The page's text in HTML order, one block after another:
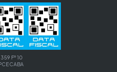
359 Fº 10